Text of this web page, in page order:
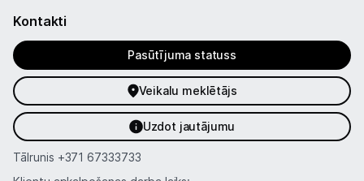
Kontakti
Pasūtījuma statuss
Veikalu meklētājs
Uzdot jautājumu
Tālrunis +371 67333733